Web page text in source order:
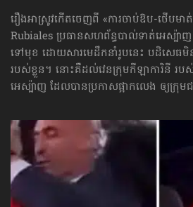
រឿងអាស្រូវកើតចេញពី «ការចាប់ឱប-ថើប
Rubiales ប្រធានសហព័ន្ធបាល់ទាត់អេស្ប៉ាញ
ទៅមុខ ដោយសារមេដឹកនាំរូបនេះ បដិសេ
របស់ខ្លួន។ នោះគឺដល់វេនក្រុមកីឡាការិនី រប
អេស្ប៉ាញ ដែលបានប្រកាសផ្អាកលេង ឲ្យក្រុម